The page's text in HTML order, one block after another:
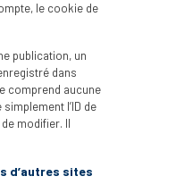
le cookie de
publication, un
dans
comprend aucune
l’ID de
modifier. Il
d’autres sites